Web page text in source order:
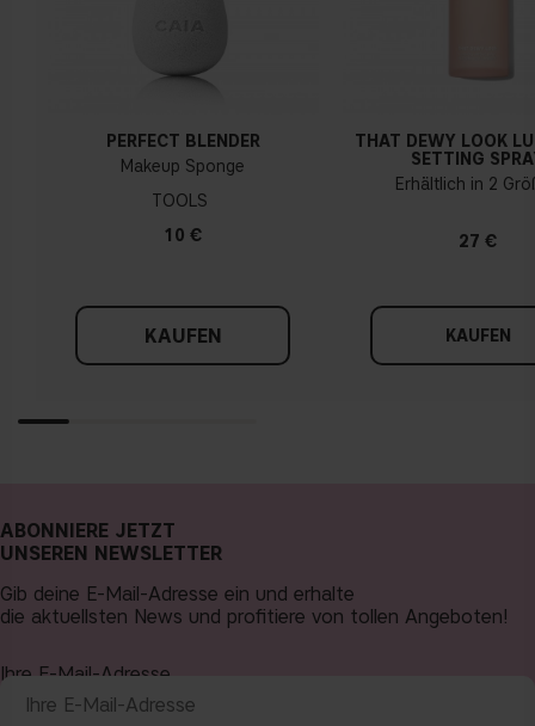
PERFECT BLENDER
Makeup Sponge
TOOLS
10 €
KAUFEN
THAT DEWY LOOK
SETTING
Erhältlich in 2
27 €
KAUFEN
ABONNIERE JETZT
UNSEREN NEWSLETTER
Gib deine E-Mail-Adresse ein und erhalte
die aktuellsten News und profitiere von tollen Angeboten!
Ihre E-Mail-Adresse